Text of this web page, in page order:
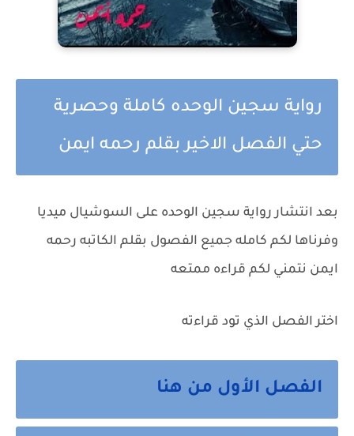
رواية سجين الوحده كاملة وحصرية
حتي الفصل الاخير بقلم رحمه ايمن
بعد انتشار رواية سجين الوحده على السوشيال ميديا
وفرناها لكم كامله جميع الفصول بقلم الكاتبه رحمه
ايمن نتمني لكم قراءه ممتعه
اختر الفصل الذي تود قراءته
الفصل الأول من هنا